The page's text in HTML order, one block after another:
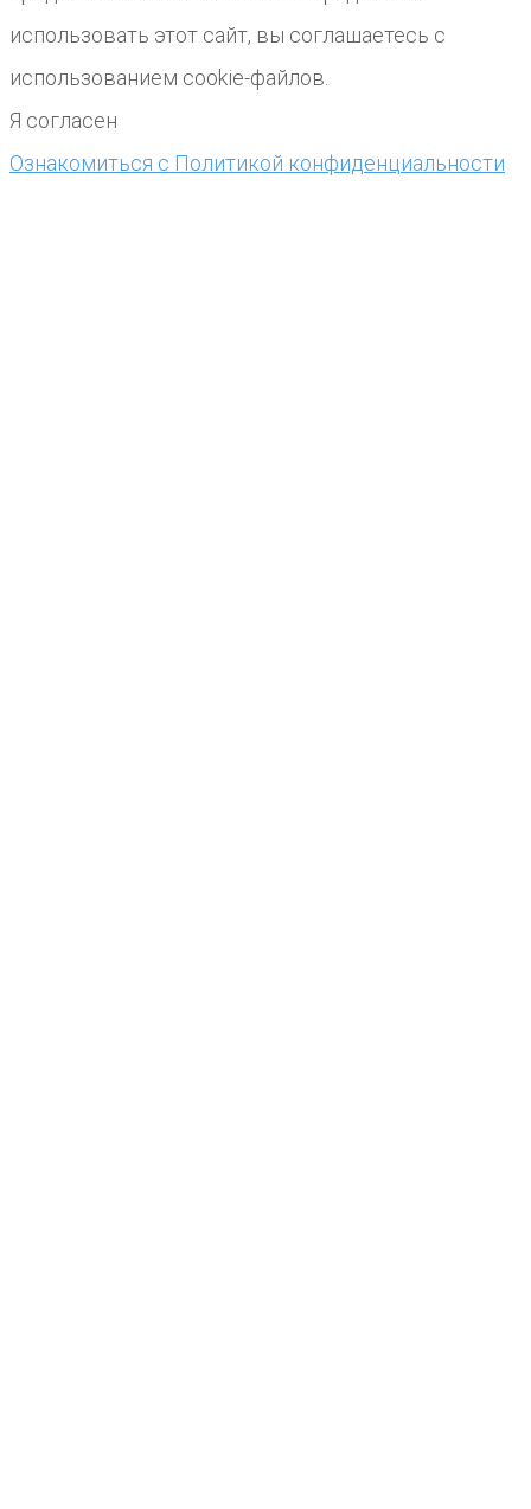
использовать этот сайт, вы соглашаетесь с
использованием cookie-файлов.
Я согласен
Ознакомиться с Политикой конфиденциальности